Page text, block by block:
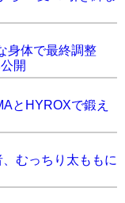
身体で最終調整
開
とHYROXで鍛え
むっちり太ももに